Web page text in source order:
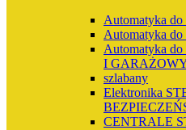
Automatyka
Automatyka
Automatyka
I
szlabany
Elektronika
CENTRALE